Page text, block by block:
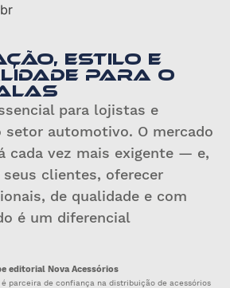
Estilo e
para o
para lojistas e
setor automotivo. O mercado
cada vez mais exigente — e,
clientes, oferecer
de qualidade e com
é um diferencial
editorial Nova Acessórios
é parceira de confiança na distribuição de acessórios